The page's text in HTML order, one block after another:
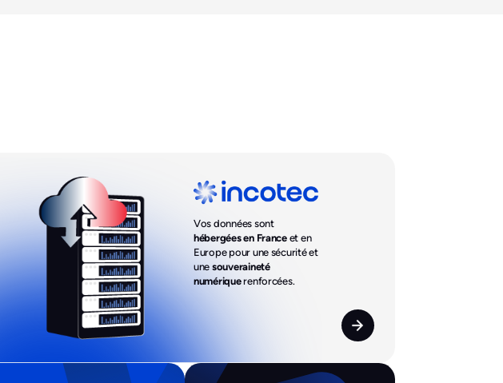
Vos données sont
hébergées en Franceet en
Europe pour une sécurité et
unesouveraineté
numériquerenforcées.